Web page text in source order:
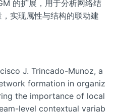
的扩展，用于分析网络结
实现属性与结构的联动建
J. Trincado-Munoz, a
formation in organiz
the importance of local
level contextual variab